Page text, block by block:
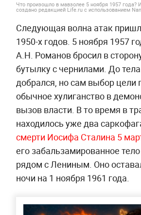
Что произошло в мавзолее 5 ноября 1957 года?
создано редакцией Life.ru с использованием
Следующая волна атак
1950-х годов. 5 ноября 1957
А.Н. Романов бросил в
бутылку с чернилами. До
добрался, но сам выбор цели
обычное хулиганство в
вызов власти. В то время в
находилось уже два
смерти Иосифа Сталина 5
его забальзамированное
рядом с Лениным. Оно
ночи на 1 ноября 1961 года.